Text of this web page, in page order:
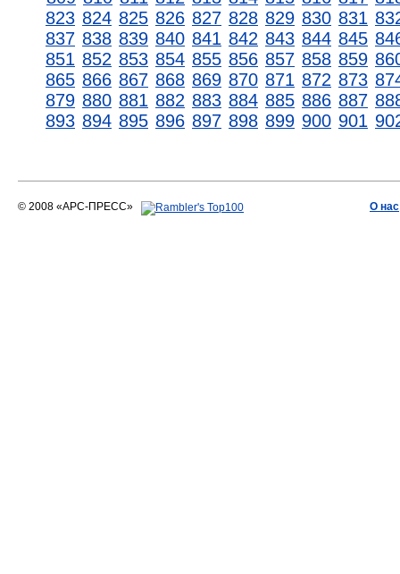
823 824 825 826 827 828 829 830 831
837 838 839 840 841 842 843 844 845
851 852 853 854 855 856 857 858 859
865 866 867 868 869 870 871 872 873
879 880 881 882 883 884 885 886 887
893 894 895 896 897 898 899 900 901
© 2008 «АРС-ПРЕСС» О нас